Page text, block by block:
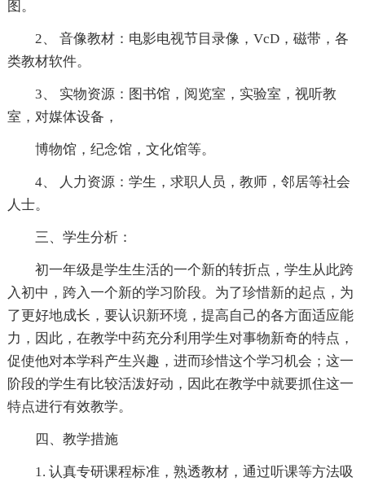
图。
2、 音像教材：电影电视节目录像，VcD，磁带，各
类教材软件。
3、 实物资源：图书馆，阅览室，实验室，视听教
室，对媒体设备，
博物馆，纪念馆，文化馆等。
4、 人力资源：学生，求职人员，教师，邻居等社会
人士。
三、学生分析：
初一年级是学生生活的一个新的转折点，学生从此跨
入初中，跨入一个新的学习阶段。为了珍惜新的起点，为
了更好地成长，要认识新环境，提高自己的各方面适应能
力，因此，在教学中药充分利用学生对事物新奇的特点，
促使他对本学科产生兴趣，进而珍惜这个学习机会；这一
阶段的学生有比较活泼好动，因此在教学中就要抓住这一
特点进行有效教学。
四、教学措施
1. 认真专研课程标准，熟透教材，通过听课等方法吸